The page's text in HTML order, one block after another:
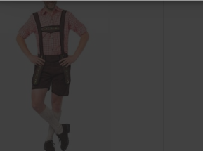
waar mannen op
collectie van
tot rundleer en
22:00 besteld op